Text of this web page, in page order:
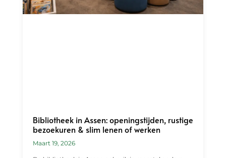
Bibliotheek in Assen: openingstijden, rustige
bezoekuren & slim lenen of werken
Maart 19, 2026